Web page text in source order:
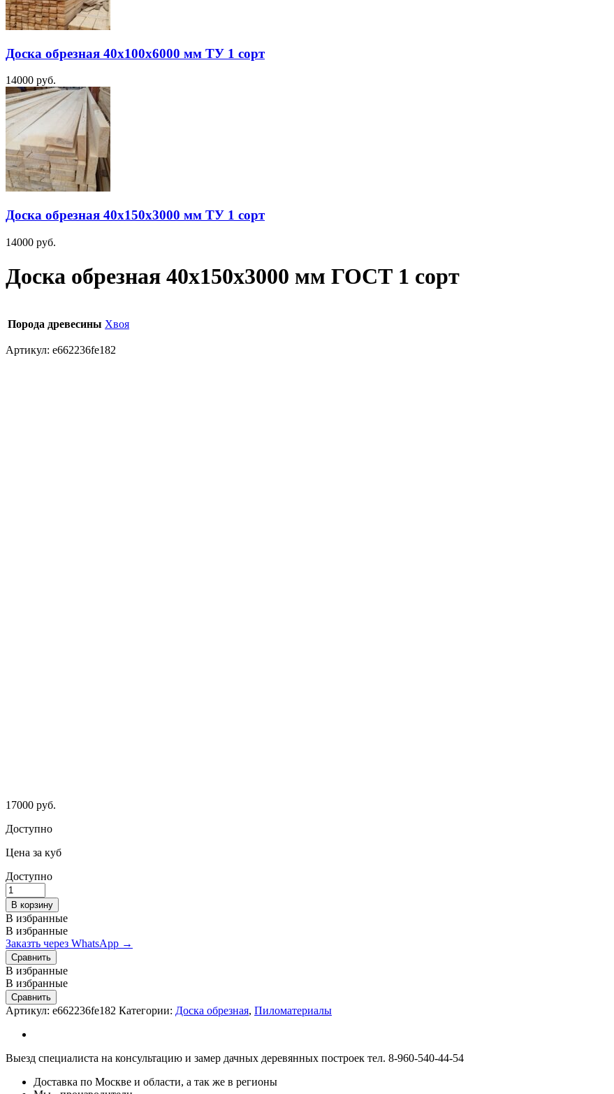
Доска обрезная 40х100х6000 мм ТУ 1 сорт
14000 руб.
Доска обрезная 40х150х3000 мм ТУ 1 сорт
14000 руб.
Доска обрезная 40х150х3000 мм ГОСТ 1 сорт
Порода древесины Хвоя
Артикул: e662236fe182
17000 руб.
Доступно
Цена за куб
Доступно
Доска
обрезная
40х150х3000
мм
ГОСТ
1
сорт
quantity
В корзину
В избранные
В избранные
Заказть через WhatsApp →
Сравнить
В избранные
В избранные
Сравнить
Артикул: e662236fe182 Категории: Доска обрезная, Пиломатериалы
Выезд специалиста на консультацию и замер дачных деревянных построек тел. 8-960-540-44-54
Доставка по Москве и области, а так же в регионы